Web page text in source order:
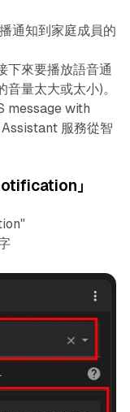
通知到家庭成員的
下來要播放語音通
量太大或太小)。
message with
服務從智
」